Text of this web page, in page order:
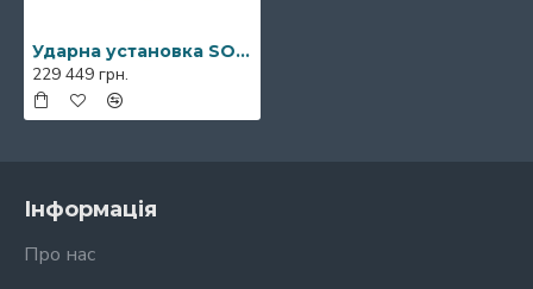
Ударна установка SONOR Prolite Snow Tiger Stage Shell Set WM
229 449 грн.
Інформація
Про нас